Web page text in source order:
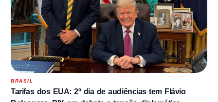
BRASIL
Tarifas dos EUA: 2º dia de audiências tem Flávio